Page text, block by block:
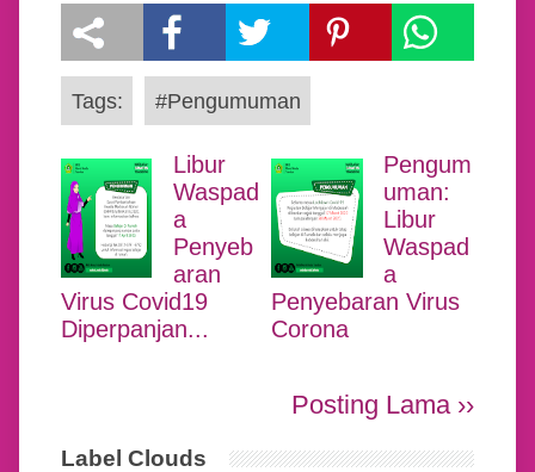
Tags: #Pengumuman
Libur
Waspad
a
Penyeb
aran
Virus Covid19
Diperpanjan...
Pengum
uman:
Libur
Waspad
a
Penyebaran Virus
Corona
Posting Lama ››
Label Clouds